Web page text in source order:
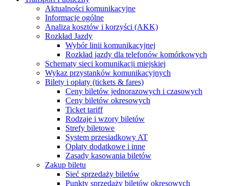
Aktualności komunikacyjne
Informacje ogólne
Analiza kosztów i korzyści (AKK)
Rozkład Jazdy
Wybór linii komunikacyjnej
Rozkład jazdy dla telefonów komórkowych
Schematy sieci komunikacji miejskiej
Wykaz przystanków komunikacyjnych
Bilety i opłaty (tickets & fares)
Ceny biletów jednorazowych i czasowych
Ceny biletów okresowych
Ticket tariff
Rodzaje i wzory biletów
Strefy biletowe
System przesiadkowy AT
Opłaty dodatkowe i inne
Zasady kasowania biletów
Zakup biletu
Sieć sprzedaży biletów
Punkty sprzedaży biletów okresowych